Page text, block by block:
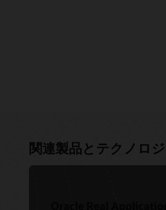
関連製品とテクノロ